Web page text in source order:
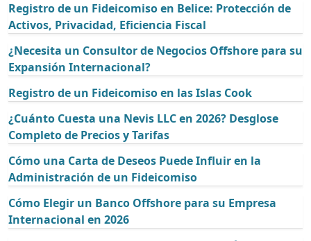
Registro de un Fideicomiso en Belice: Protección de
Activos, Privacidad, Eficiencia Fiscal
¿Necesita un Consultor de Negocios Offshore para su
Expansión Internacional?
Registro de un Fideicomiso en las Islas Cook
¿Cuánto Cuesta una Nevis LLC en 2026? Desglose
Completo de Precios y Tarifas
Cómo una Carta de Deseos Puede Influir en la
Administración de un Fideicomiso
Cómo Elegir un Banco Offshore para su Empresa
Internacional en 2026